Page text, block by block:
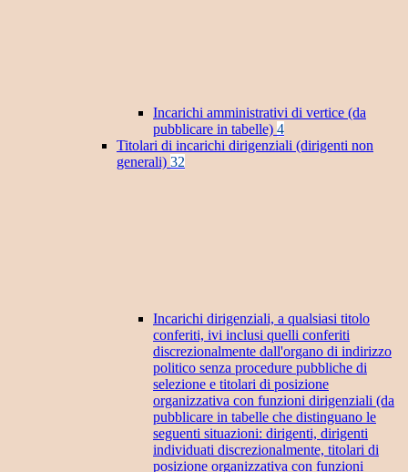
Incarichi amministrativi di vertice (da
pubblicare in tabelle) 4
Titolari di incarichi dirigenziali (dirigenti non
generali) 32
Incarichi dirigenziali, a qualsiasi titolo
conferiti, ivi inclusi quelli conferiti
discrezionalmente dall'organo di indirizzo
politico senza procedure pubbliche di
selezione e titolari di posizione
organizzativa con funzioni dirigenziali (da
pubblicare in tabelle che distinguano le
seguenti situazioni: dirigenti, dirigenti
individuati discrezionalmente, titolari di
posizione organizzativa con funzioni